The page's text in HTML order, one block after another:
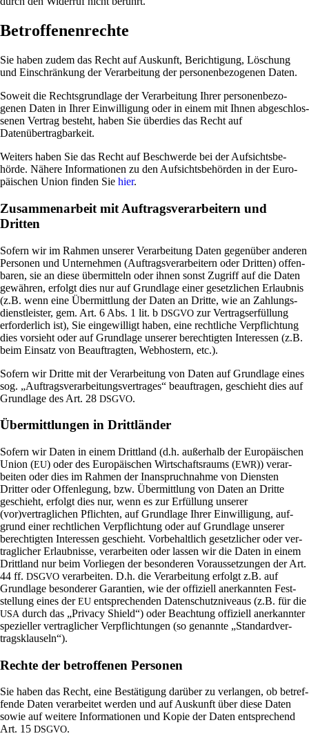
Betroffenenrechte
Sie haben zudem das Recht auf Aus­kunft, Berich­ti­gung, Löschung
und Ein­schrän­kung der Ver­ar­bei­tung der per­so­nen­be­zo­genen Daten.
Soweit die Rechts­grund­lage der Ver­ar­bei­tung Ihrer per­so­nen­be­zo­
genen Daten in Ihrer Ein­wil­li­gung oder in einem mit Ihnen abge­schlos­
senen Ver­trag besteht, haben Sie über­dies das Recht auf
Datenübertragbarkeit.
Wei­ters haben Sie das Recht auf Beschwerde bei der Auf­sichts­be­
hörde. Nähere Infor­ma­tionen zu den Auf­sichts­be­hörden in der Euro­
päi­schen Union finden Sie hier.
Zusammenarbeit mit Auftragsverarbeitern und
Dritten
Sofern wir im Rahmen unserer Ver­ar­bei­tung Daten gegen­über anderen
Per­sonen und Unter­nehmen (Auf­trags­ver­ar­bei­tern oder Dritten) offen­
baren, sie an diese über­mit­teln oder ihnen sonst Zugriff auf die Daten
gewähren, erfolgt dies nur auf Grund­lage einer gesetz­li­chen Erlaubnis
(z.B. wenn eine Über­mitt­lung der Daten an Dritte, wie an Zah­lungs­
dienst­lei­ster, gem. Art. 6 Abs. 1 lit. b DSGVO zur Ver­trags­er­fül­lung
erfor­der­lich ist), Sie ein­ge­wil­ligt haben, eine recht­liche Ver­pflich­tung
dies vor­sieht oder auf Grund­lage unserer berech­tigten Inter­essen (z.B.
beim Ein­satz von Beauf­tragten, Web­ho­stern, etc.).
Sofern wir Dritte mit der Ver­ar­bei­tung von Daten auf Grund­lage eines
sog. „Auf­trags­ver­ar­bei­tungs­ver­trages“ beauf­tragen, geschieht dies auf
Grund­lage des Art. 28 DSGVO.
Übermittlungen in Drittländer
Sofern wir Daten in einem Dritt­land (d.h. außer­halb der Euro­päi­schen
Union (EU) oder des Euro­päi­schen Wirt­schafts­raums (EWR)) ver­ar­
beiten oder dies im Rahmen der Inan­spruch­nahme von Dien­sten
Dritter oder Offen­le­gung, bzw. Über­mitt­lung von Daten an Dritte
geschieht, erfolgt dies nur, wenn es zur Erfül­lung unserer
(vor)vertraglichen Pflichten, auf Grund­lage Ihrer Ein­wil­li­gung, auf­
grund einer recht­li­chen Ver­pflich­tung oder auf Grund­lage unserer
berech­tigten Inter­essen geschieht. Vor­be­halt­lich gesetz­li­cher oder ver­
trag­li­cher Erlaub­nisse, ver­ar­beiten oder lassen wir die Daten in einem
Dritt­land nur beim Vor­liegen der beson­deren Vor­aus­set­zungen der Art.
44 ff. DSGVO ver­ar­beiten. D.h. die Ver­ar­bei­tung erfolgt z.B. auf
Grund­lage beson­derer Garan­tien, wie der offi­ziell aner­kannten Fest­
stel­lung eines derEU ent­spre­chenden Daten­schutz­ni­veaus (z.B. für die
USA durch das „Pri­vacy Shield“) oder Beach­tung offi­ziell aner­kannter
spe­zi­eller ver­trag­li­cher Ver­pflich­tungen (so genannte „Stan­dard­ver­
trags­klau­seln“).
Rechte der betroffenen Personen
Sie haben das Recht, eine Bestä­ti­gung dar­über zu ver­langen, ob betref­
fende Daten ver­ar­beitet werden und auf Aus­kunft über diese Daten
sowie auf wei­tere Infor­ma­tionen und Kopie der Daten ent­spre­chend
Art. 15 DSGVO.